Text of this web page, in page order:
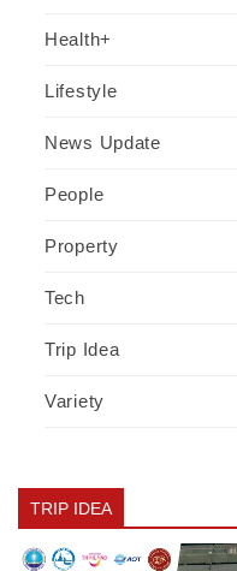
Health+
Lifestyle
News Update
People
Property
Tech
Trip Idea
Variety
TRIP IDEA